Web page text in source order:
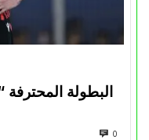
البطولة المحترفة
0